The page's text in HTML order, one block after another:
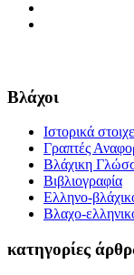
Βλάχοι
Ιστορικά
Γραπτές
Βλάχικη
Βιβλιογραφία
Ελληνο-
Βλαχο-
κατηγορίες